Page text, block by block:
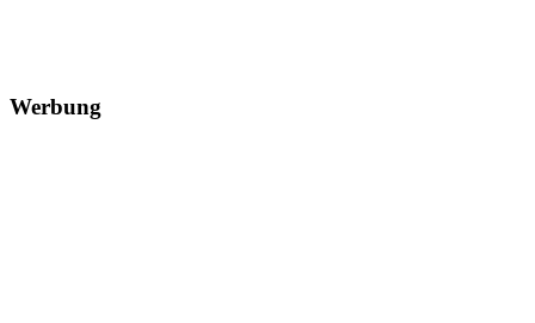
Werbung